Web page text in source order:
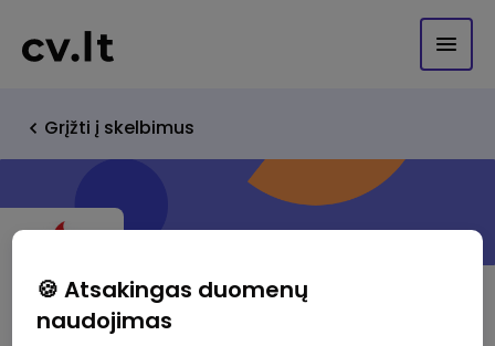
Grįžti į skelbimus
🍪 Atsakingas duomenų
naudojimas